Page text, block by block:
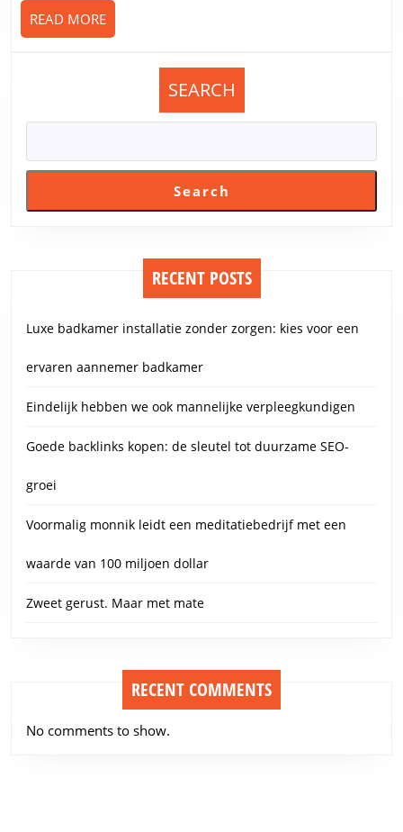
READ MOREREAD
MORE
SEARCH
Search
RECENT POSTS
Luxe badkamer installatie zonder zorgen: kies voor een
ervaren aannemer badkamer
Eindelijk hebben we ook mannelijke verpleegkundigen
Goede backlinks kopen: de sleutel tot duurzame SEO-
groei
Voormalig monnik leidt een meditatiebedrijf met een
waarde van 100 miljoen dollar
Zweet gerust. Maar met mate
RECENT COMMENTS
No comments to show.